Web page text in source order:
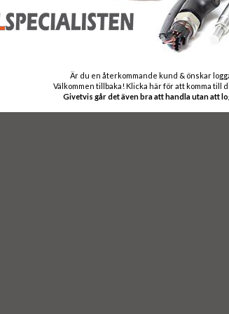
Är du en återkommande kund & önskar
Välkommen tillbaka! Klicka här för att komma till
Givetvis går det även bra att handla utan att